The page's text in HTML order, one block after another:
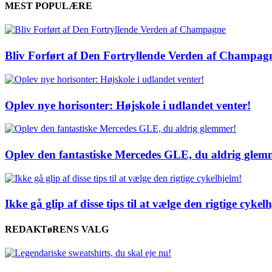
MEST POPULÆRE
Bliv Forført af Den Fortryllende Verden af
Oplev nye horisonter: Højskole i udlandet venter!
Oplev den fantastiske Mercedes GLE, du aldrig
Ikke gå glip af disse tips til at vælge den rigtige
REDAKTøRENS VALG